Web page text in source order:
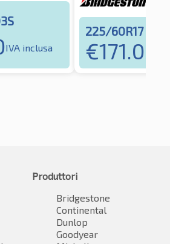
IVA inclusa
225/60R17
€171.03
Produttori
Bridgestone
Continental
Dunlop
Goodyear